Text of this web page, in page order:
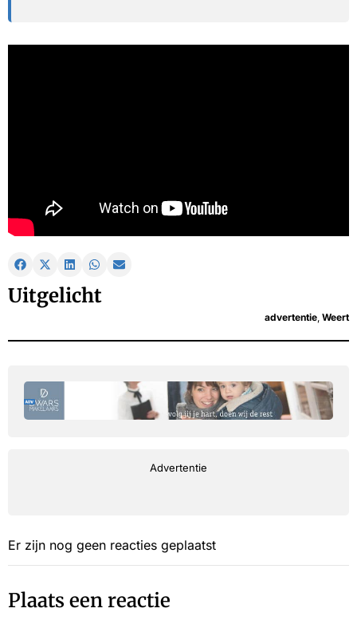
Uitgelicht
advertentie, Weert
Advertentie
Er zijn nog geen reacties geplaatst
Plaats een reactie